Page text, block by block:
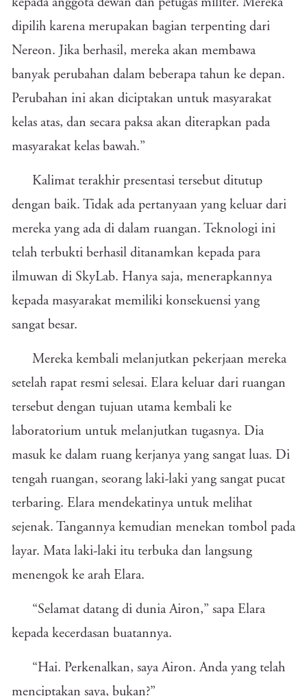
kepada anggota dewan dan petugas militer. Mereka
dipilih karena merupakan bagian terpenting dari
Nereon. Jika berhasil, mereka akan membawa
banyak perubahan dalam beberapa tahun ke depan.
Perubahan ini akan diciptakan untuk masyarakat
kelas atas, dan secara paksa akan diterapkan pada
masyarakat kelas bawah.”
Kalimat terakhir presentasi tersebut ditutup
dengan baik. Tidak ada pertanyaan yang keluar dari
mereka yang ada di dalam ruangan. Teknologi ini
telah terbukti berhasil ditanamkan kepada para
ilmuwan di SkyLab. Hanya saja, menerapkannya
kepada masyarakat memiliki konsekuensi yang
sangat besar.
Mereka kembali melanjutkan pekerjaan mereka
setelah rapat resmi selesai. Elara keluar dari ruangan
tersebut dengan tujuan utama kembali ke
laboratorium untuk melanjutkan tugasnya. Dia
masuk ke dalam ruang kerjanya yang sangat luas. Di
tengah ruangan, seorang laki-laki yang sangat pucat
terbaring. Elara mendekatinya untuk melihat
sejenak. Tangannya kemudian menekan tombol pada
layar. Mata laki-laki itu terbuka dan langsung
menengok ke arah Elara.
“Selamat datang di dunia Airon,” sapa Elara
kepada kecerdasan buatannya.
“Hai. Perkenalkan, saya Airon. Anda yang telah
menciptakan saya, bukan?”